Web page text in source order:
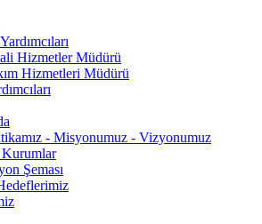
Hizmetler Müdürü
Hizmetleri Müdürü
- Misyonumuz - Vizyonumuz
Kurumlar
Şeması